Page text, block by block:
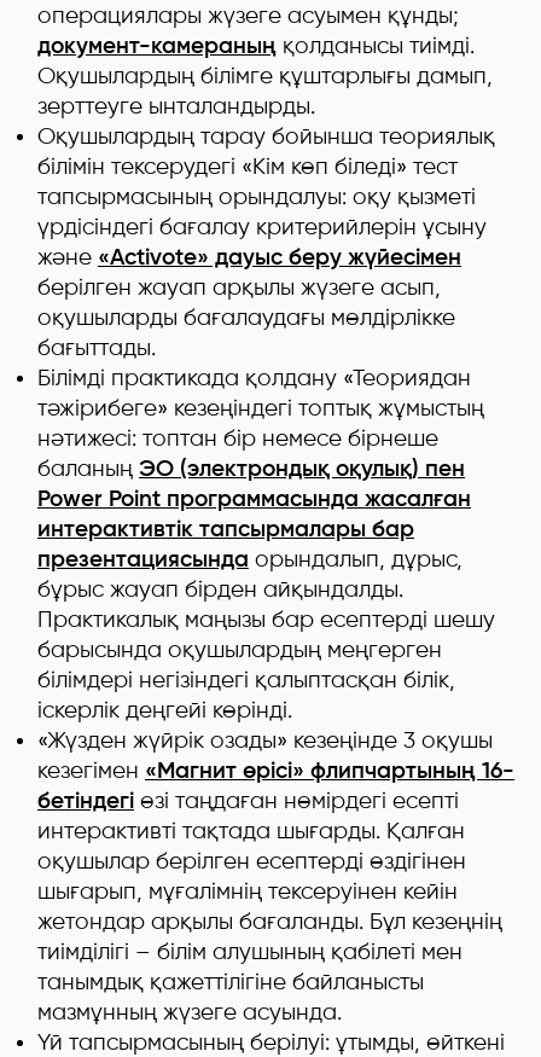
операциялары жүзеге асуымен құнды;
документ-камераның қолданысы тиімді.
Оқушылардың білімге құштарлығы дамып,
зерттеуге ынталандырды.
Оқушылардың тарау бойынша теориялық
білімін тексерудегі «Кім көп біледі» тест
тапсырмасының орындалуы: оқу қызметі
үрдісіндегі бағалау критерийлерін ұсыну
және «Activote» дауыс беру жүйесімен
берілген жауап арқылы жүзеге асып,
оқушыларды бағалаудағы мөлдірлікке
бағыттады.
Білімді практикада қолдану «Теориядан
тәжірибеге» кезеңіндегі топтық жұмыстың
нәтижесі: топтан бір немесе бірнеше
баланың ЭО (электрондық оқулық) пен
Power Point программасында жасалған
интерактивтік тапсырмалары бар
презентациясында орындалып, дұрыс,
бұрыс жауап бірден айқындалды.
Практикалық маңызы бар есептерді шешу
барысында оқушылардың меңгерген
білімдері негізіндегі қалыптасқан білік,
іскерлік деңгейі көрінді.
«Жүзден жүйрік озады» кезеңінде 3 оқушы
кезегімен «Магнит өрісі» флипчартының 16-
бетіндегі өзі таңдаған нөмірдегі есепті
интерактивті тақтада шығарды. Қалған
оқушылар берілген есептерді өздігінен
шығарып, мұғалімнің тексеруінен кейін
жетондар арқылы бағаланды. Бұл кезеңнің
тиімділігі – білім алушының қабілеті мен
танымдық қажеттілігіне байланысты
мазмұнның жүзеге асуында.
Үй тапсырмасының берілуі: ұтымды, өйткені